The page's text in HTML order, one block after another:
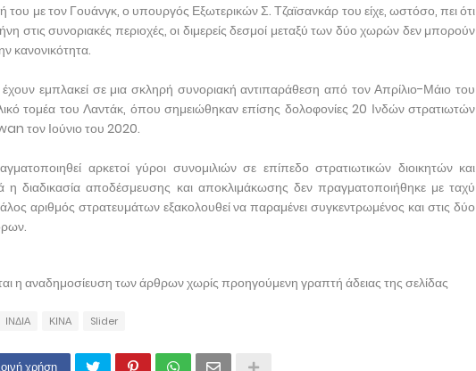
του με τον Γουάνγκ, ο υπουργός Εξωτερικών Σ. Τζαϊσανκάρ του είχε, ωστόσο, πει ότι
στις συνοριακές περιοχές, οι διμερείς δεσμοί μεταξύ των δύο χωρών δεν μπορούν
κανονικότητα.
έχουν εμπλακεί σε μια σκληρή συνοριακή αντιπαράθεση από τον Απρίλιο-Μάιο του
τομέα του Λαντάκ, όπου σημειώθηκαν επίσης δολοφονίες 20 Ινδών στρατιωτών
τον Ιούνιο του 2020.
αρκετοί γύροι συνομιλιών σε επίπεδο στρατιωτικών διοικητών και
η διαδικασία αποδέσμευσης και αποκλιμάκωσης δεν πραγματοποιήθηκε με ταχύ
αριθμός στρατευμάτων εξακολουθεί να παραμένει συγκεντρωμένος και στις δύο
η αναδημοσίευση των άρθρων χωρίς προηγούμενη γραπτή άδειας της σελίδας
ΙΝΔΙΑ ΚΙΝΑ Slider
χρήση